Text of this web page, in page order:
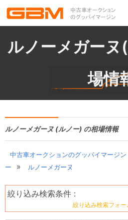
ルノーメガーヌ
場情
ルノーメガーヌ (ルノー) の相場情報
中古車オークションのグッバイマージン
ー
» ルノーメガーヌ
絞り込み検索条件 :
絞り込み検索フォ